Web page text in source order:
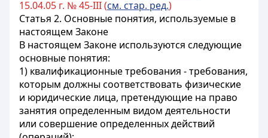
15.04.05 г. № 45-III (см. стар. ред.)
Статья 2. Основные понятия, используемые в
настоящем Законе
В настоящем Законе используются следующие
основные понятия:
1) квалификационные требования - требования,
которым должны соответствовать физические
и юридические лица, претендующие на право
занятия определенным видом деятельности
или совершение определенных действий